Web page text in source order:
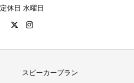
定休日 水曜日
スピーカープラン